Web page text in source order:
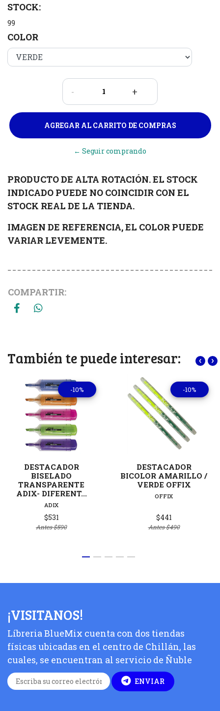
STOCK:
99
COLOR
- +
← Seguir comprando
PRODUCTO DE ALTA ROTACIÓN. EL STOCK
INDICADO PUEDE NO COINCIDIR CON EL
STOCK REAL DE LA TIENDA.
IMAGEN DE REFERENCIA, EL COLOR PUEDE
VARIAR LEVEMENTE.
COMPARTIR:
También te puede interesar:
-10%
DESTACADOR
BISELADO
TRANSPARENTE
ADIX- DIFERENT...
ADIX
$531
Antes$590
-10%
DESTACADOR
BICOLOR AMARILLO /
VERDE OFFIX
OFFIX
$441
Antes$490
‹ ›
¡VISITANOS!
Líbreria BlueMix cuenta con dos tiendas
físicas ubicadas en el centro de Chillán, las
cuales, se encuentran al servicio de Ñuble
ENVIAR